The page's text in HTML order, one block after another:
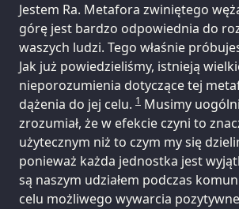
Jestem Ra. Metafora zwiniętego
górę jest bardzo odpowiednia do
waszych ludzi. Tego właśnie
Jak już powiedzieliśmy, istnieją
nieporozumienia dotyczące tej
dążenia do jej celu. 1 Musimy
zrozumiał, że w efekcie czyni to
użytecznym niż to czym my się
ponieważ każda jednostka jest
są naszym udziałem podczas
celu możliwego wywarcia